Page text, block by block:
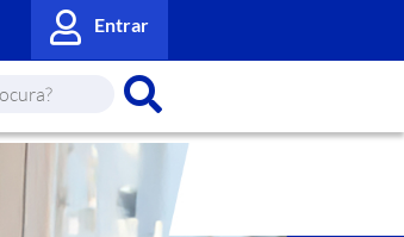
Entrar